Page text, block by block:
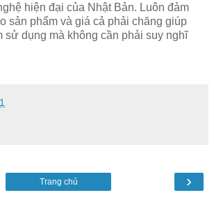
hiện đại của Nhật Bản. Luôn đảm
sản phẩm và giá cả phải chăng giúp
sử dụng mà không cần phải suy nghĩ
›
Trang chủ